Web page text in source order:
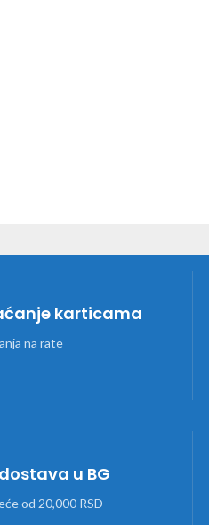
karticama
na rate
u BG
od 20,000 RSD